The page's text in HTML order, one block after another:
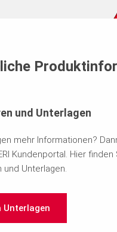
und Unterlagen
mehr Informationen?
Kundenportal. Hier
und Unterlagen.
Unterlagen